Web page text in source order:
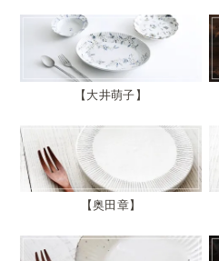
大井萌子
奥田章